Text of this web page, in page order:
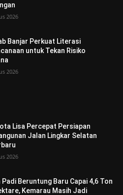
2026
Banjar Perkuat Literasi
untuk Tekan Risiko
2026
Lisa Percepat Persiapan
Jalan Lingkar Selatan
2026
Padi Beruntung Baru Capai 4,6 Ton
Kemarau Masih Jadi